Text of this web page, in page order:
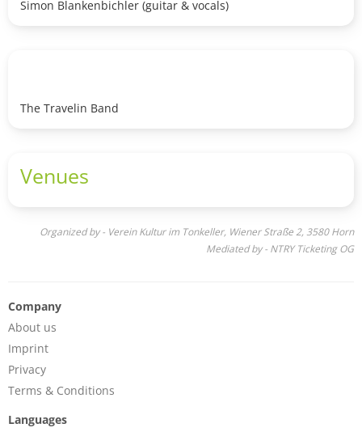
Simon Blankenbichler (guitar & vocals)
The Travelin Band
Venues
Organized by - Verein Kultur im Tonkeller, Wiener Straße 2, 3580 Horn
Mediated by - NTRY Ticketing OG
Company
About us
Imprint
Privacy
Terms & Conditions
Languages